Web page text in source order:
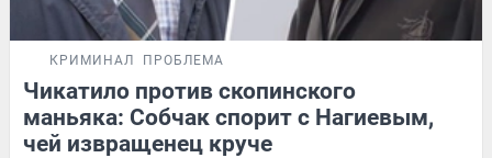
КРИМИНАЛ ПРОБЛЕМА
Чикатило против скопинского
маньяка: Собчак спорит с Нагиевым,
чей извращенец круче